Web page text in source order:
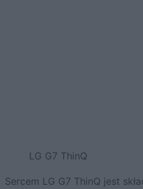
LG G7 ThinQ
Sercem LG G7 ThinQ jest